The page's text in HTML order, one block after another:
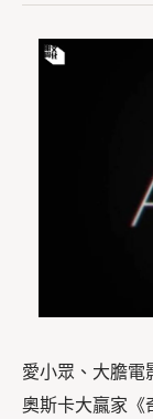
愛小眾、大膽電
奧斯卡大贏家《